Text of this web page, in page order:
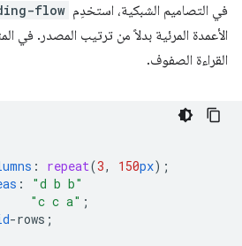
في التصاميم الشبكية، استخدِم flow
الأعمدة المرئية بدلاً من ترتيب المصدر. في
القراءة الصفوف.
: repeat(3, 150px);
:
"d b b"
"c c a" ;
-rows ;